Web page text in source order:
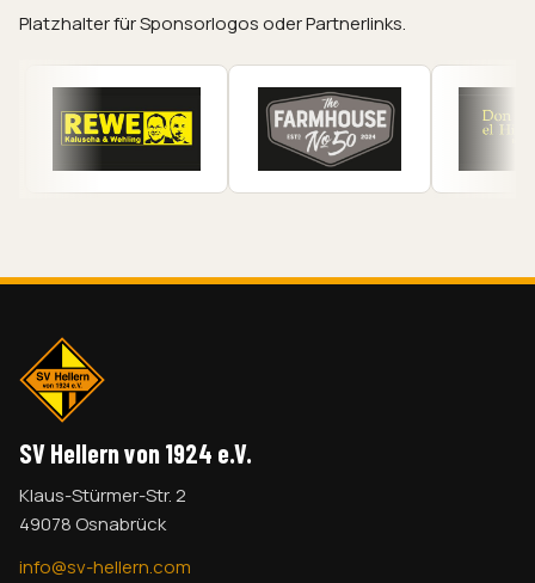
Platzhalter für Sponsorlogos oder Partnerlinks.
SV Hellern von 1924 e.V.
Klaus-Stürmer-Str. 2
49078 Osnabrück
info@sv-hellern.com